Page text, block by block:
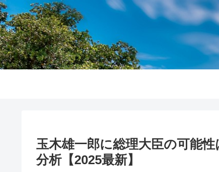
玉木雄一郎に総理大臣の可能
分析【2025最新】